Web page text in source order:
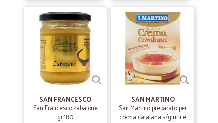
SAN FRANCESCO
San Francesco zabaione
gr.180
SAN MARTINO
San Martino preparato per
crema catalana s/glutine